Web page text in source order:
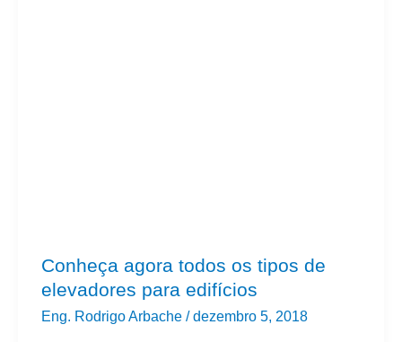
Conheça agora todos os tipos de
elevadores para edifícios
Eng. Rodrigo Arbache /dezembro 5, 2018